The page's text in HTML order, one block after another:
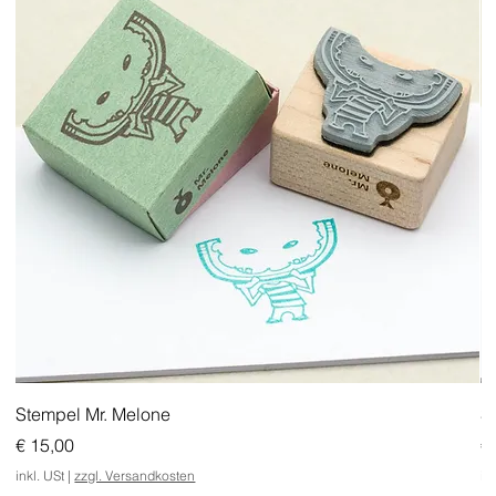
Stempel Mr. Melone
Preis
€ 15,00
inkl. USt |zzgl. Versandkosten
€